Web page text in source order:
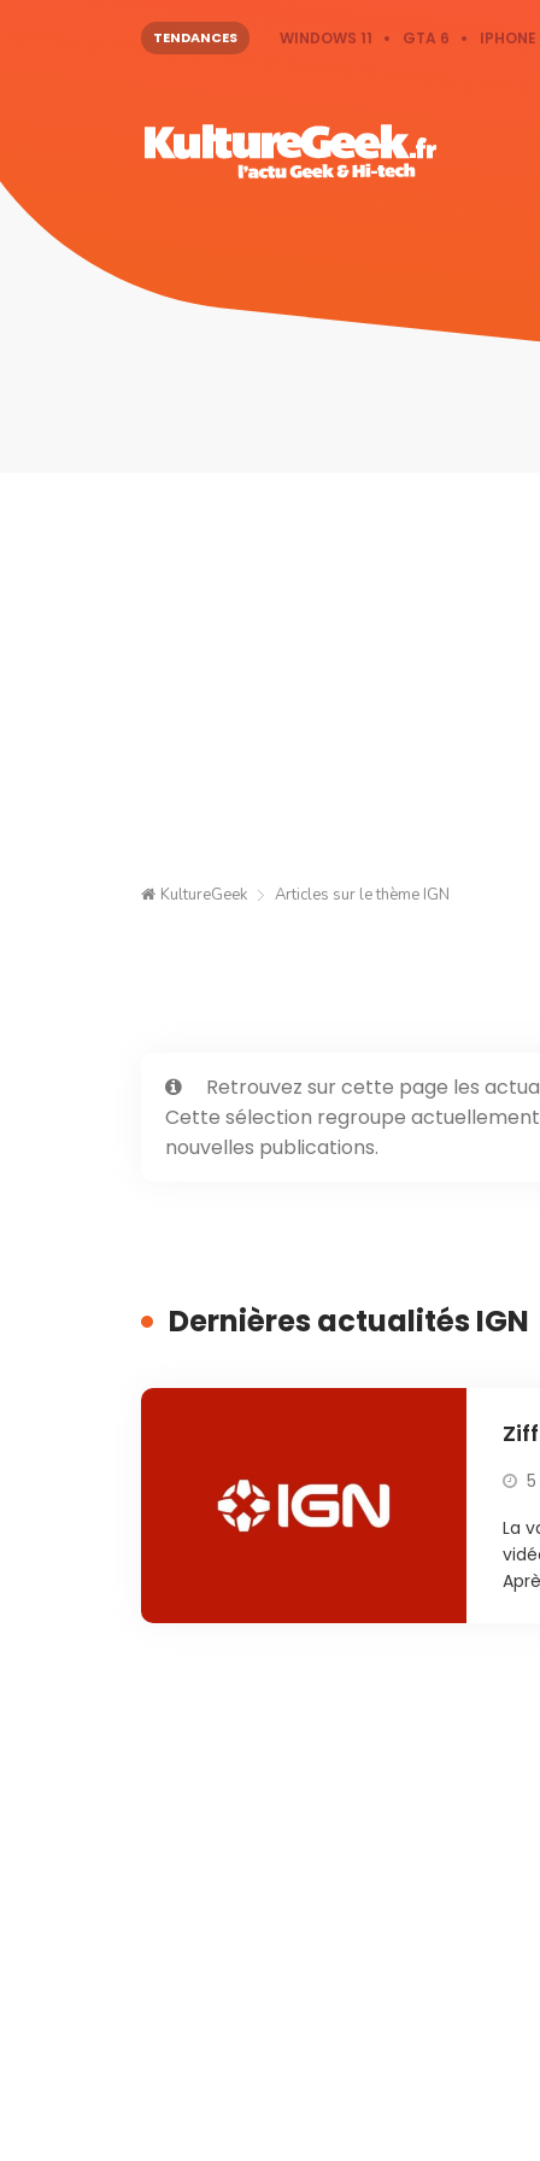
TENDANCES WINDOWS 11 GTA 6 IPHONE
KultureGeek Articles sur le thème IGN
Retrouvez sur cette page les
Cette sélection regroupe
nouvelles publications.
Dernières actualités IGN
La